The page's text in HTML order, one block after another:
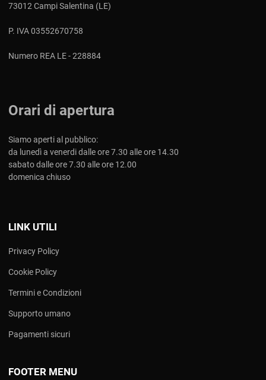
73012 Campi Salentina (LE)
P. IVA 03552670758
Numero REA LE - 228884
Orari di apertura
Siamo aperti al pubblico:
da lunedì a venerdi dalle ore 7.30 alle ore 14.30
sabato dalle ore 7.30 alle ore 12.00
domenica chiuso
LINK UTILI
Privacy Policy
Cookie Policy
Termini e Condizioni
Supporto umano
Pagamenti sicuri
FOOTER MENU